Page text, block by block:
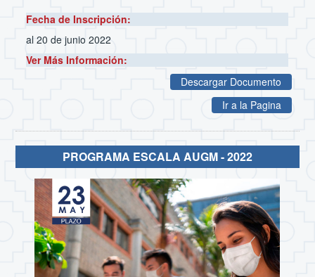
Fecha de Inscripción:
al 20 de junio 2022
Ver Más Información:
Descargar Documento
Ir a la Pagina
PROGRAMA ESCALA AUGM - 2022